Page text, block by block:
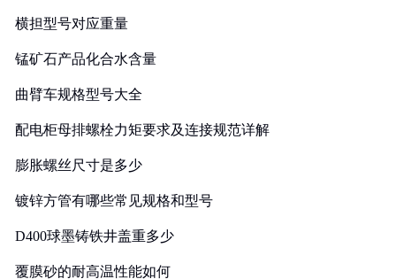
横担型号对应重量
锰矿石产品化合水含量
曲臂车规格型号大全
配电柜母排螺栓力矩要求及连接规范详解
膨胀螺丝尺寸是多少
镀锌方管有哪些常见规格和型号
D400球墨铸铁井盖重多少
覆膜砂的耐高温性能如何